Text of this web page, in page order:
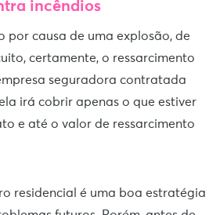
incêndios
por causa de uma explosão, de
certamente, o ressarcimento
seguradora contratada
irá cobrir apenas o que estiver
e até o valor de ressarcimento
residencial é uma boa estratégia